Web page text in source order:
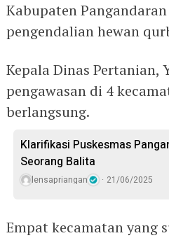
Kabupaten
pengendalian hewan
Kepala Dinas Pertanian,
pengawasan di 4
berlangsung.
Klarifikasi Puskesmas
Seorang Balita
lensapriangan 21/06/2025
Empat kecamatan yang